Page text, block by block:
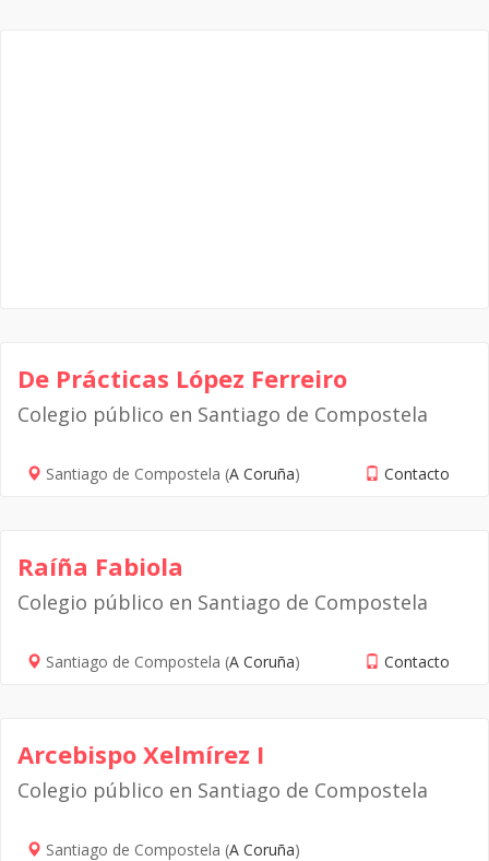
De Prácticas López Ferreiro
Colegio público en Santiago de Compostela
Santiago de Compostela (A Coruña) Contacto
Raíña Fabiola
Colegio público en Santiago de Compostela
Santiago de Compostela (A Coruña) Contacto
Arcebispo Xelmírez I
Colegio público en Santiago de Compostela
Santiago de Compostela (A Coruña)